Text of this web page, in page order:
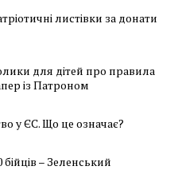
листівки за донати
для дітей про правила
із Патроном
у ЄС. Що це означає?
– Зеленський